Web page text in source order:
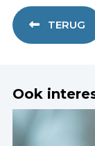
TERUG
Ook